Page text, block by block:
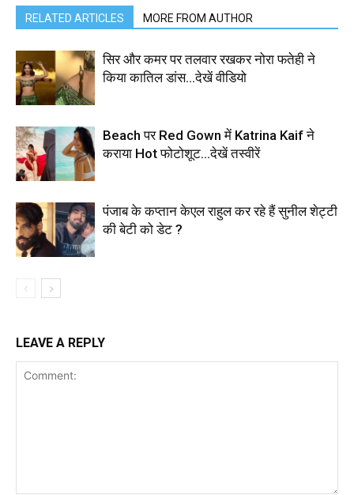
RELATED ARTICLES MORE FROM AUTHOR
सिर और कमर पर तलवार रखकर नोरा फतेही ने
किया कातिल डांस…देखें वीडियो
Beach पर Red Gown में Katrina Kaif ने
कराया Hot फोटोशूट…देखें तस्वीरें
पंजाब के कप्तान केएल राहुल कर रहे हैं सुनील शेट्टी
की बेटी को डेट ?
LEAVE A REPLY